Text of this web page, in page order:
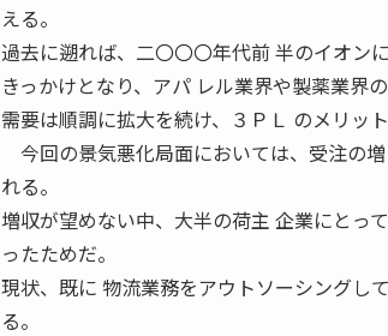
える。
過去に遡れば、二〇〇〇年代前 半のイオン
きっかけとなり、アパ レル業界や製薬業界
需要は順調に拡大を続け、３ＰＬ のメリッ
今回の景気悪化局面においては、受注の
れる。
増収が望めない中、大半の荷主 企業にとっ
ったためだ。
現状、既に 物流業務をアウトソーシングし
る。